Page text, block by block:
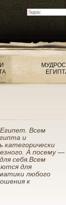
Всем
и
категорически
А посему —
себя.Всем
для
любого
к